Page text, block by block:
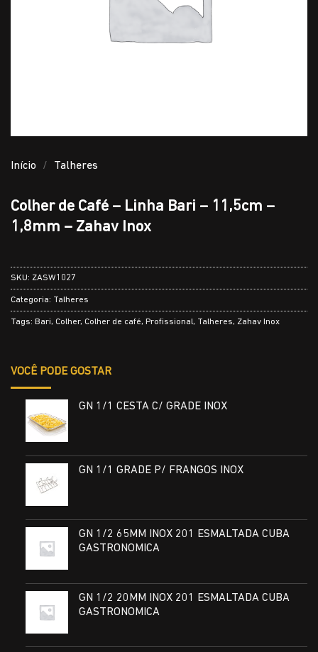
Início / Talheres
Colher de Café – Linha Bari – 11,5cm –
1,8mm – Zahav Inox
SKU: ZASW1027
Categoria: Talheres
Tags: Bari, Colher, Colher de café, Profissional, Talheres, Zahav Inox
VOCÊ PODE GOSTAR
GN 1/1 CESTA C/ GRADE INOX
GN 1/1 GRADE P/ FRANGOS INOX
GN 1/2 65MM INOX 201 ESMALTADA CUBA
GASTRONOMICA
GN 1/2 20MM INOX 201 ESMALTADA CUBA
GASTRONOMICA